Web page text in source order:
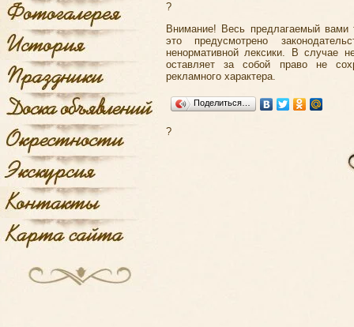
?
Внимание! Весь предлагаемый вами
это предусмотрено
ненормативной лексики. В случае
оставляет за собой право не
рекламного характера.
Поделиться…
?